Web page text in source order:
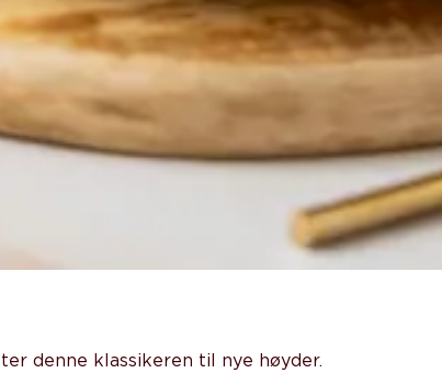
denne klassikeren til nye høyder.